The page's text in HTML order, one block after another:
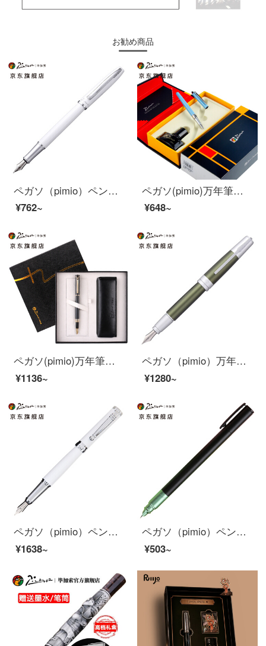
お勧め商品
ペガソ（pimio）ペンサインペン男性女性執務成人学生用0.5 mmインクペンワナシリーズ936磁器ホワイト
¥762~
ペガソ(pimio)万年筆ギフトボックスインキセット男性女性のサイン入り万年筆0.38 mmペン先605ブルー
¥648~
ペガソ(pimio)万年筆ギフトボックスに男性女性のサイン入りペン入れセットオフィスビジネスプレゼントインクを組み合わせて0.5 mm 5510亮黒
¥1136~
ペガソ（pimio）万年筆サインペン男性女性ビジネスオフィス成人学生用0.5 mmインクペン齐美尔门橋シリーズ961エメラルドグリーン
¥1280~
ペガソ（pimio）ペンの署名ペン男性女性ビジネスオフィス成人インクを書くタイラーシリーズ951磁器ホワイト
¥1638~
ペガソ（pimio）ペンのサインペンは特に細くて0.38 mm男女学生が大人用の筆箱でプレゼントペンを入れます。
¥503~